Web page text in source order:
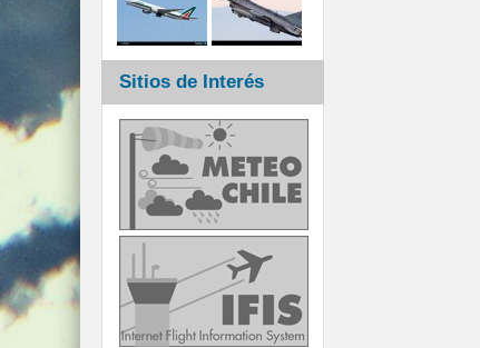
Sitios de Interés